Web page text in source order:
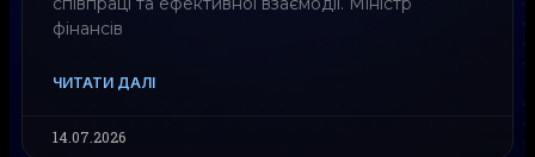
фінансів
ЧИТАТИ ДАЛІ
14.07.2026